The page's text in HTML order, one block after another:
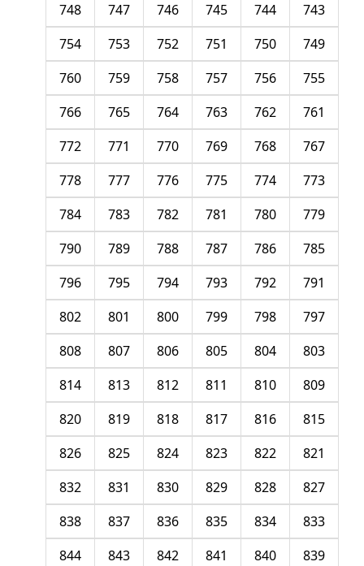
743
744
745
746
747
748
749
750
751
752
753
754
755
756
757
758
759
760
761
762
763
764
765
766
767
768
769
770
771
772
773
774
775
776
777
778
779
780
781
782
783
784
785
786
787
788
789
790
791
792
793
794
795
796
797
798
799
800
801
802
803
804
805
806
807
808
809
810
811
812
813
814
815
816
817
818
819
820
821
822
823
824
825
826
827
828
829
830
831
832
833
834
835
836
837
838
839
840
841
842
843
844